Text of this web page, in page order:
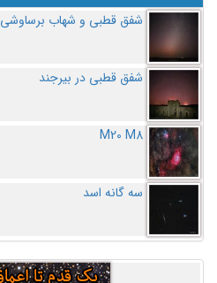
شفق قطبی و شهاب برساوشی
شفق قطبی در بیرجند
M20 M8
سه گانه اسد